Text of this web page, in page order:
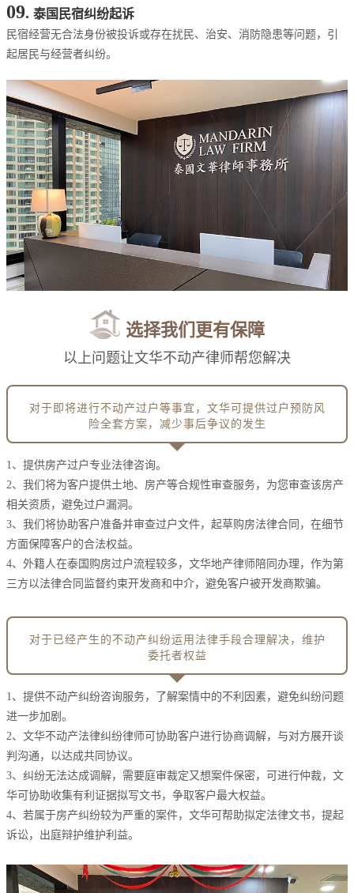
09. 泰国民宿纠纷起诉
民宿经营无合法身份被投诉或存在扰民、治安、消防隐患等问题，引
起居民与经营者纠纷。
选择我们更有保障
以上问题让文华不动产律师帮您解决
对于即将进行不动产过户等事宜，文华可提供过户预防风
险全套方案，减少事后争议的发生
1、提供房产过户专业法律咨询。
2、我们将为客户提供土地、房产等合规性审查服务，为您审查该房产
相关资质，避免过户漏洞。
3、我们将协助客户准备并审查过户文件，起草购房法律合同，在细节
方面保障客户的合法权益。
4、外籍人在泰国购房过户流程较多，文华地产律师陪同办理，作为第
三方以法律合同监督约束开发商和中介，避免客户被开发商欺骗。
对于已经产生的不动产纠纷运用法律手段合理解决，维护
委托者权益
1、提供不动产纠纷咨询服务，了解案情中的不利因素，避免纠纷问题
进一步加剧。
2、文华不动产法律纠纷律师可协助客户进行协商调解，与对方展开谈
判沟通，以达成共同协议。
3、纠纷无法达成调解，需要庭审裁定又想案件保密，可进行仲裁，文
华可协助收集有利证据拟写文书，争取客户最大权益。
4、若属于房产纠纷较为严重的案件，文华可帮助拟定法律文书，提起
诉讼，出庭辩护维护利益。